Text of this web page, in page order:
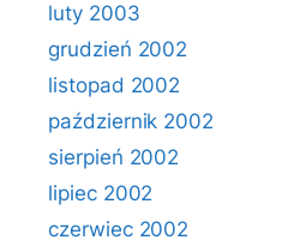
luty 2003
grudzień 2002
listopad 2002
październik 2002
sierpień 2002
lipiec 2002
czerwiec 2002